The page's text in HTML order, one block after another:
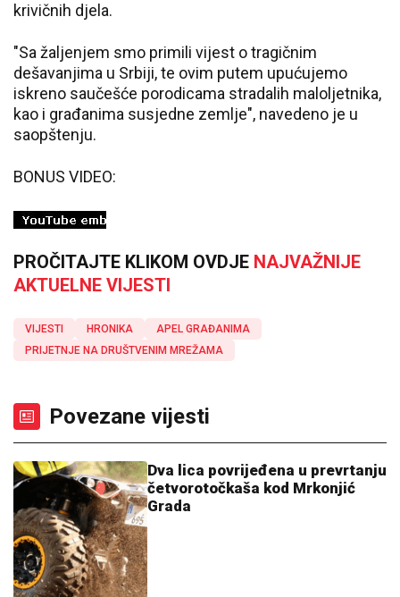
krivičnih djela.
"Sa žaljenjem smo primili vijest o tragičnim
dešavanjima u Srbiji, te ovim putem upućujemo
iskreno saučešće porodicama stradalih maloljetnika,
kao i građanima susjedne zemlje", navedeno je u
saopštenju.
BONUS VIDEO:
PROČITAJTE KLIKOM OVDJE NAJVAŽNIJE
AKTUELNE VIJESTI
VIJESTI HRONIKA
APEL GRAĐANIMA
PRIJETNJE NA DRUŠTVENIM MREŽAMA
Povezane vijesti
Dva lica povrijeđena u prevrtanju
četvorotočkaša kod Mrkonjić
Grada